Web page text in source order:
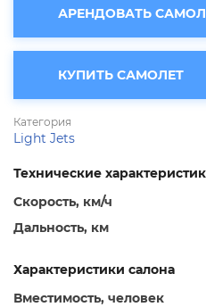
АРЕНДОВАТЬ
КУПИТЬ САМОЛЕТ
Категория
Light Jets
Технические
Скорость, км/ч
Дальность, км
Характеристики салона
Вместимость, человек